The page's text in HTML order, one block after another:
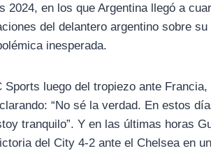
2024, en los que Argentina llegó a
del delantero argentino sobre
inesperada.
Sports luego del tropiezo ante
“No sé la verdad. En estos
tranquilo”. Y en las últimas horas
del City 4-2 ante el Chelsea en